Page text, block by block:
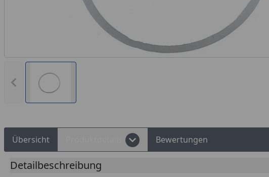
Vorheriges Bild anzeigen
Montageservice
Übersicht Bewertungen
Detailbeschreibung